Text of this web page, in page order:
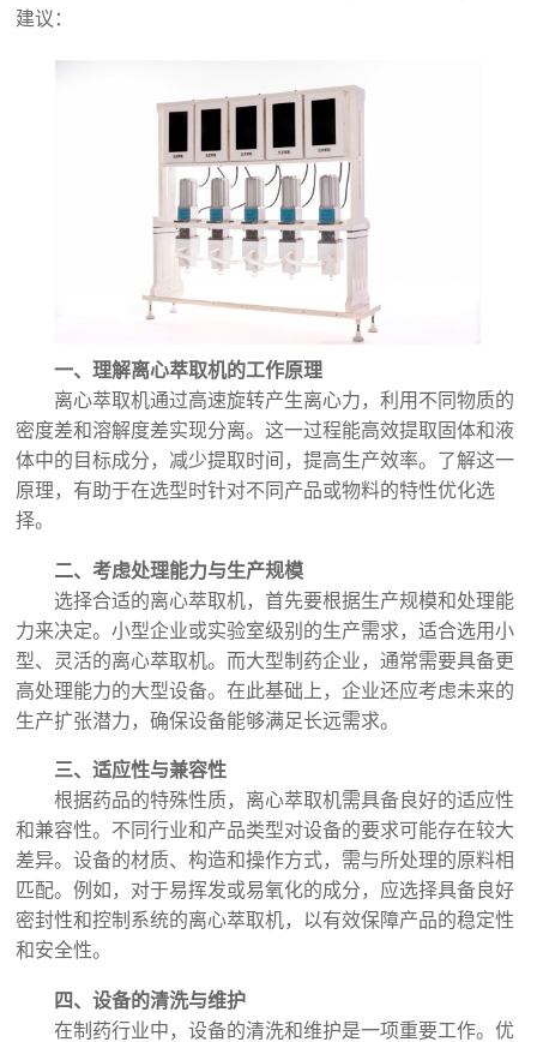
建议：
一、理解离心萃取机的工作原理
离心萃取机通过高速旋转产生离心力，利用不同物质的
密度差和溶解度差实现分离。这一过程能高效提取固体和液
体中的目标成分，减少提取时间，提高生产效率。了解这一
原理，有助于在选型时针对不同产品或物料的特性优化选
择。
二、考虑处理能力与生产规模
选择合适的离心萃取机，首先要根据生产规模和处理能
力来决定。小型企业或实验室级别的生产需求，适合选用小
型、灵活的离心萃取机。而大型制药企业，通常需要具备更
高处理能力的大型设备。在此基础上，企业还应考虑未来的
生产扩张潜力，确保设备能够满足长远需求。
三、适应性与兼容性
根据药品的特殊性质，离心萃取机需具备良好的适应性
和兼容性。不同行业和产品类型对设备的要求可能存在较大
差异。设备的材质、构造和操作方式，需与所处理的原料相
匹配。例如，对于易挥发或易氧化的成分，应选择具备良好
密封性和控制系统的离心萃取机，以有效保障产品的稳定性
和安全性。
四、设备的清洗与维护
在制药行业中，设备的清洗和维护是一项重要工作。优